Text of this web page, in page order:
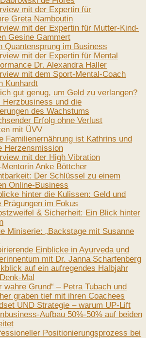
mit der Expertin für
Greta Namboutin
mit der Expertin für Mutter-Kind-
Gesine Gammert
Quantensprung im Business
mit der Expertin für Mental
Dr. Alexandra Haller
mit dem Sport-Mental-Coach
Kunhardt
gut genug, um Geld zu verlangen?
Herzbusiness und die
des Wachstums
Erfolg ohne Verlust
mit ÜVV
Familienernährung ist Kathrins und
Herzensmission
mit der High Vibration
Mentorin Anke Böttcher
Der Schlüssel zu einem
Online-Business
hinter die Kulissen: Geld und
Prägungen im Fokus
& Sicherheit: Ein Blick hinter
Miniserie: „Backstage mit Susanne
Einblicke in Ayurveda und
mit Dr. Janna Scharfenberg
auf ein aufregendes Halbjahr
Mal
wahre Grund“ – Petra Tubach und
graben tief mit ihren Coachees
UND Strategie – warum UP-Lift
Aufbau 50%-50% auf beiden
Positionierungsprozess bei